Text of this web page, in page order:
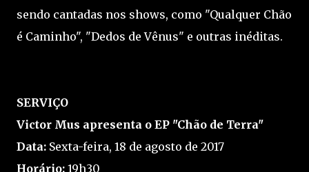
sendo cantadas nos shows, como "Qualquer Chão
é Caminho", "Dedos de Vênus" e outras inéditas.
SERVIÇO
Victor Mus apresenta o EP "Chão de Terra"
Data: Sexta-feira, 18 de agosto de 2017
Horário: 19h30